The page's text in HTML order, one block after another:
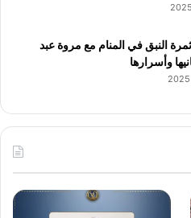
النبق في المنام مع مروة عبد
وأسرارها